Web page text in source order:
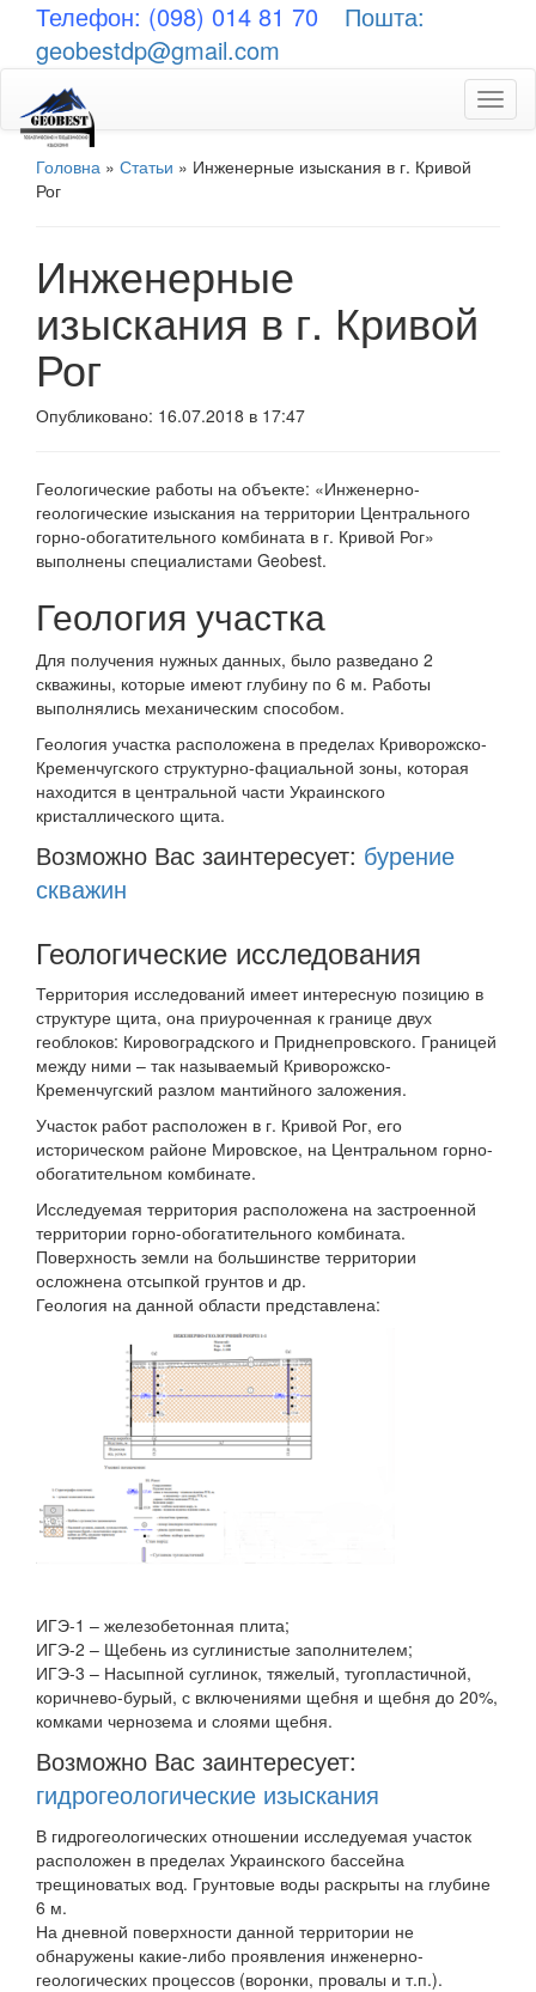
Телефон: (098) 014 81 70
Пошта:
geobestdp@gmail.com
Головна » Статьи » Инженерные изыскания в г. Кривой
Рог
Инженерные
изыскания в г. Кривой
Рог
Опубликовано: 16.07.2018 в 17:47
Геологические работы на объекте: «Инженерно-
геологические изыскания на территории Центрального
горно-обогатительного комбината в г. Кривой Рог»
выполнены специалистами Geobest.
Геология участка
Для получения нужных данных, было разведано 2
скважины, которые имеют глубину по 6 м. Работы
выполнялись механическим способом.
Геология участка расположена в пределах Криворожско-
Кременчугского структурно-фациальной зоны, которая
находится в центральной части Украинского
кристаллического щита.
Возможно Вас заинтересует: бурение
скважин
Геологические исследования
Территория исследований имеет интересную позицию в
структуре щита, она приуроченная к границе двух
геоблоков: Кировоградского и Приднепровского. Границей
между ними – так называемый Криворожско-
Кременчугский разлом мантийного заложения.
Участок работ расположен в г. Кривой Рог, его
историческом районе Мировское, на Центральном горно-
обогатительном комбинате.
Исследуемая территория расположена на застроенной
территории горно-обогатительного комбината.
Поверхность земли на большинстве территории
осложнена отсыпкой грунтов и др.
Геология на данной области представлена:
ИГЭ-1 – железобетонная плита;
ИГЭ-2 – Щебень из суглинистые заполнителем;
ИГЭ-3 – Насыпной суглинок, тяжелый, тугопластичной,
коричнево-бурый, с включениями щебня и щебня до 20%,
комками чернозема и слоями щебня.
Возможно Вас заинтересует:
гидрогеологические изыскания
В гидрогеологических отношении исследуемая участок
расположен в пределах Украинского бассейна
трещиноватых вод. Грунтовые воды раскрыты на глубине
6 м.
На дневной поверхности данной территории не
обнаружены какие-либо проявления инженерно-
геологических процессов (воронки, провалы и т.п.).